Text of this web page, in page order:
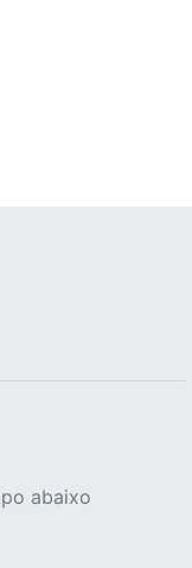
abaixo